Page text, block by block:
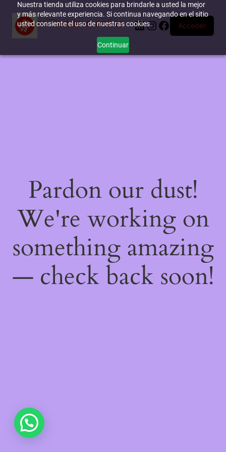
Nuestra tienda utiliza cookies para brindarle a usted la mejor
y más relevante experiencia. Si continua navegando en el sitio
usted consiente el uso de nuestras cookies.
Continuar
miTienda-e.online LinkedIn
Instagram
Facebook
Acceder
Pardon our dust!
We're working on
something amazing
— check back soon!